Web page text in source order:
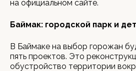
на официальном сайте.
Баймак: городской парк и
В Баймаке на выбор горожан
пять проектов. Это
обустройство территории